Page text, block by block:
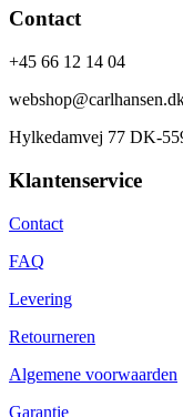
Contact
+45 66 12 14 04
Hylkedamvej 77 DK-
Klantenservice
Contact
FAQ
Levering
Retourneren
Algemene voorwaarden
Garantie